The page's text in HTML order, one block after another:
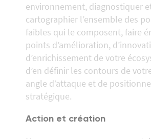
environnement, diagnostiquer
cartographier l’ensemble des
faibles qui le composent, faire
points d’amélioration,
d’enrichissement de votre
d’en définir les contours de
angle d’attaque et de
stratégique.
Action et création